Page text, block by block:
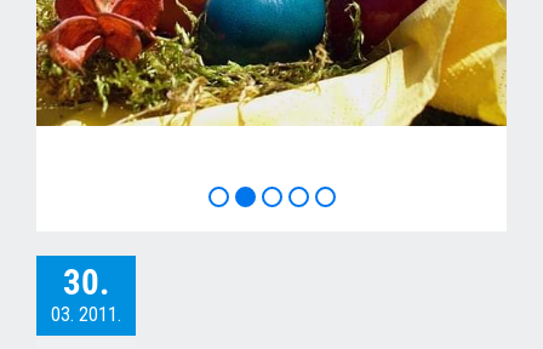
30.
03. 2011.